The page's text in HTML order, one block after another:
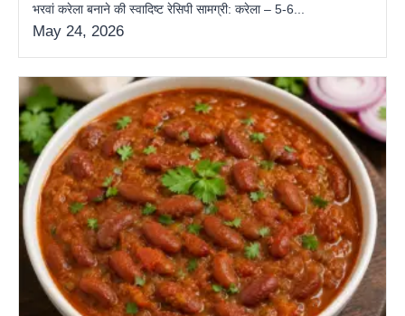
भरवां करेला बनाने की स्वादिष्ट रेसिपी सामग्री: करेला – 5-6...
May 24, 2026